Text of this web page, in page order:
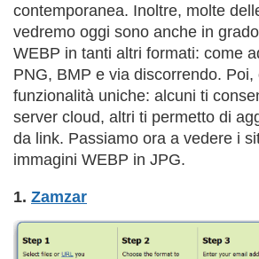
contemporanea. Inoltre, molte
vedremo oggi sono anche in
WEBP in tanti altri formati: come
PNG, BMP e via discorrendo.
funzionalità uniche: alcuni ti
server cloud, altri ti permetto di
da link. Passiamo ora a vedere i
immagini WEBP in JPG.
1. Zamzar